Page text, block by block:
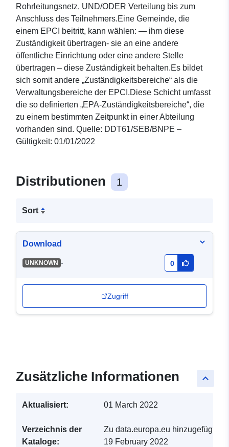
Rohrleitungsnetz, UND/ODER Verteilung bis zum
Anschluss des Teilnehmers.Eine Gemeinde, die
einem EPCI beitritt, kann wählen: — ihm diese
Zuständigkeit übertragen- sie an eine andere
öffentliche Einrichtung oder eine andere Stelle
übertragen – diese Zuständigkeit behalten.Es bildet
sich somit andere „Zuständigkeitsbereiche“ als die
Verwaltungsbereiche der EPCI.Diese Schicht umfasst
die so definierten „EPA-Zuständigkeitsbereiche“, die
zu einem bestimmten Zeitpunkt in einer Abteilung
vorhanden sind. Quelle: DDT61/SEB/BNPE –
Gültigkeit: 01/01/2022
Distributionen 1
Sort
Download
UNKNOWN - 0
Zugriff
keyboard_arrow_up
Zusätzliche Informationen
Aktualisiert: 01 March 2022
Verzeichnis der
Kataloge:
Zu data.europa.eu hinzugefügt:
19 February 2022